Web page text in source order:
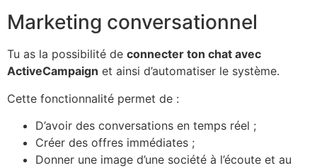
Marketing conversationnel
Tu as la possibilité de connecter ton chat avec
ActiveCampaign et ainsi d’automatiser le système.
Cette fonctionnalité permet de :
D’avoir des conversations en temps réel ;
Créer des offres immédiates ;
Donner une image d’une société à l’écoute et au